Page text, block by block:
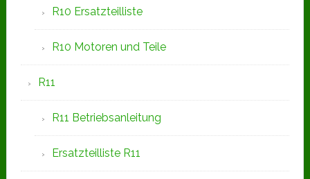
R10 Ersatzteilliste
R10 Motoren und Teile
R11
R11 Betriebsanleitung
Ersatzteilliste R11